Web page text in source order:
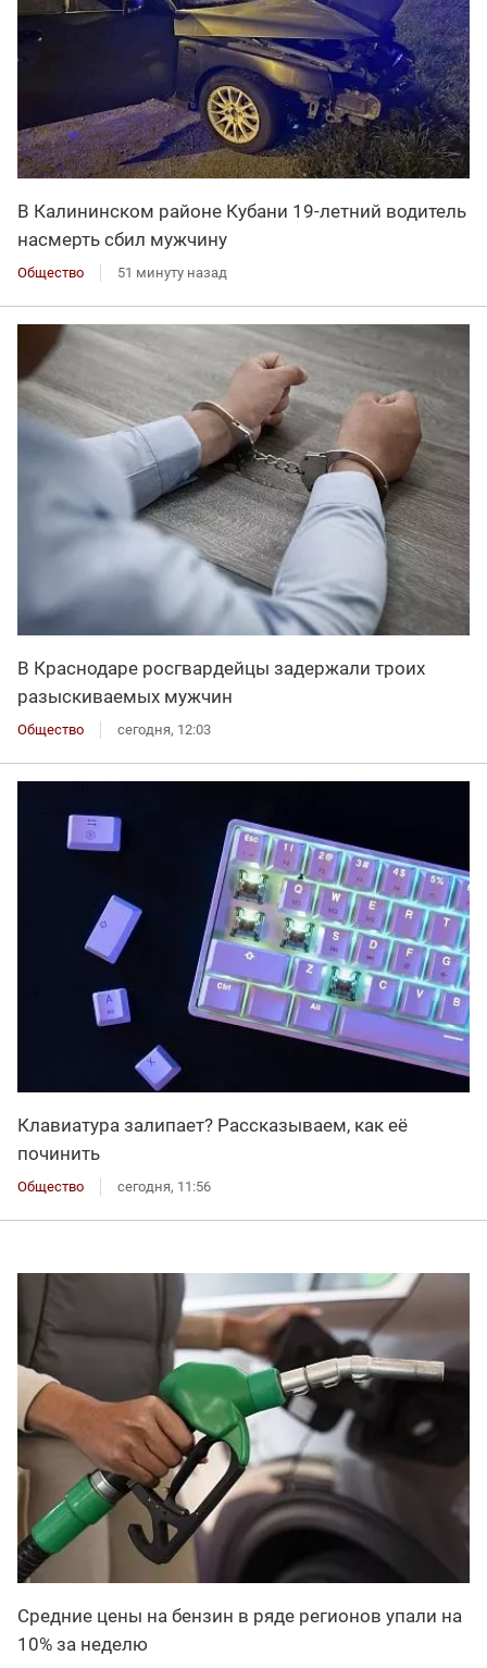
В Калининском районе Кубани 19-летний водитель
насмерть сбил мужчину
Общество 51 минуту назад
В Краснодаре росгвардейцы задержали троих
разыскиваемых мужчин
Общество сегодня, 12:03
Клавиатура залипает? Рассказываем, как её
починить
Общество сегодня, 11:56
Средние цены на бензин в ряде регионов упали на
10% за неделю